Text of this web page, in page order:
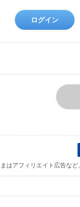
ログイン
はアフィリエイト広告な